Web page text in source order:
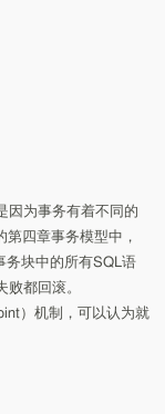
因为事务有着不同的
四章事务模型中，
务块中的所有SQL语
都回滚。
）机制，可以认为就